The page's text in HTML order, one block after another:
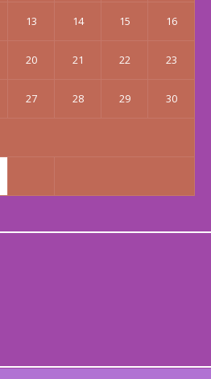
13 14 15 16
20 21 22 23
27 28 29 30